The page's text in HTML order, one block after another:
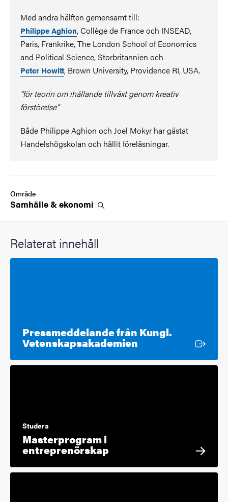
Med andra hälften gemensamt till:
Philippe Aghion, Collège de France och INSEAD,
Paris, Frankrike, The London School of Economics
and Political Science, Storbritannien och
Peter Howitt, Brown University, Providence RI, USA.
”för teorin om ihållande tillväxt genom kreativ
förstörelse”
Både Philippe Aghion och Joel Mokyr har gästat
Handelshögskolan och hållit föreläsningar.
Område
Samhälle &ekonomi
Relaterat innehåll
Pressmeddelande från Kungl.
Vetenskapsakademien Extern länk
Studera
Masterprogram i
entreprenörskap